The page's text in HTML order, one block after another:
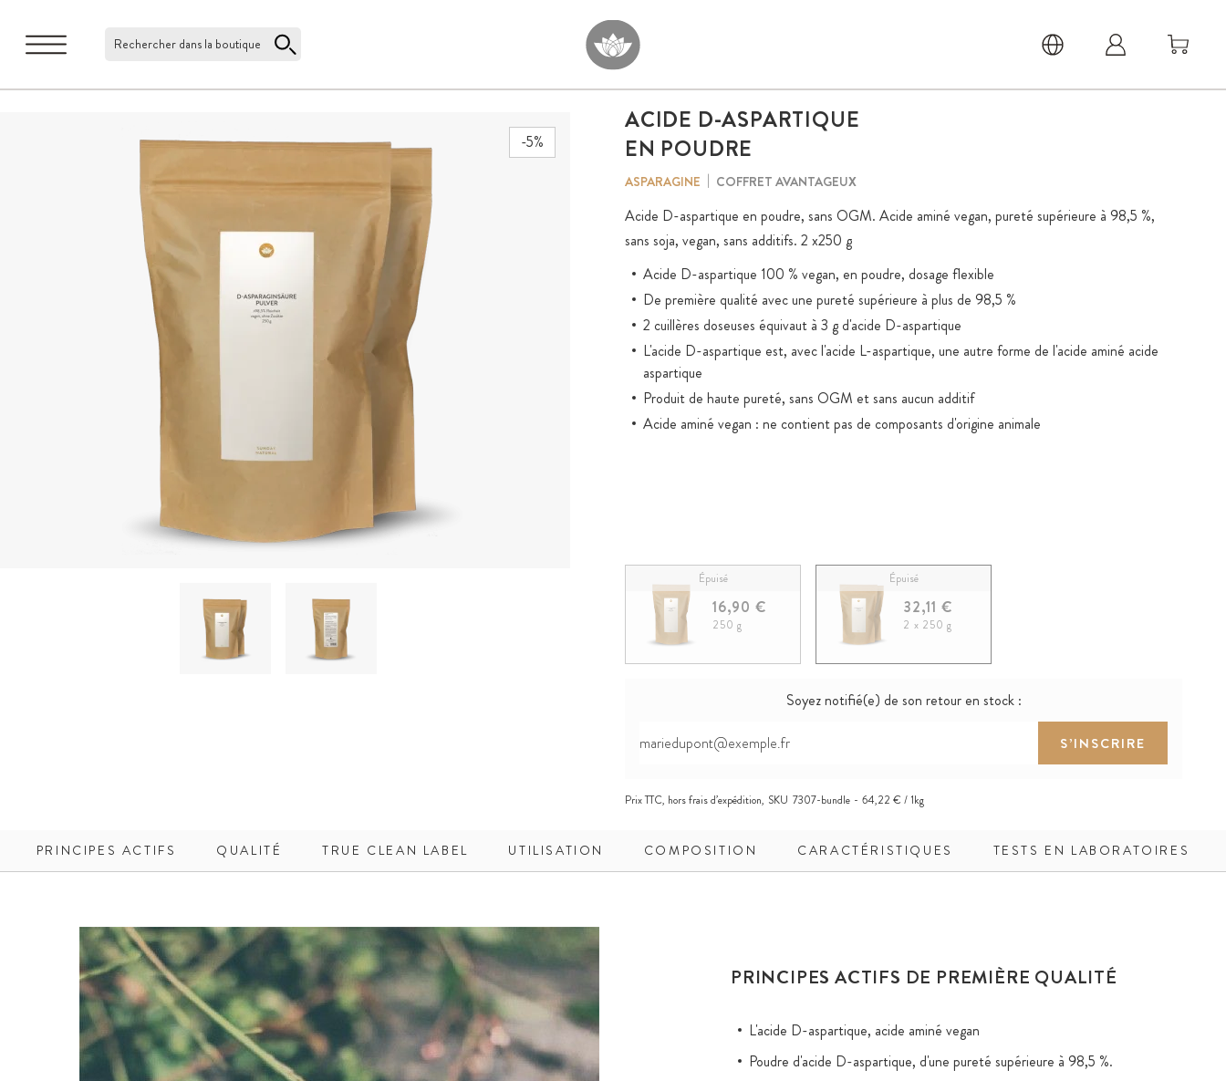
Rechercher dans la boutique
-5%
ACIDE D-ASPARTIQUE
EN POUDRE
ASPARAGINE COFFRET AVANTAGEUX
Acide D-aspartique en poudre, sans OGM. Acide aminé vegan, pureté supérieure à 98,5 %,
sans soja, vegan, sans additifs. 2 x250 g
Acide D-aspartique 100 % vegan, en poudre, dosage flexible
De première qualité avec une pureté supérieure à plus de 98,5 %
2 cuillères doseuses équivaut à 3 g d'acide D-aspartique
L'acide D-aspartique est, avec l'acide L-aspartique, une autre forme de l'acide aminé acide
aspartique
Produit de haute pureté, sans OGM et sans aucun additif
Acide aminé vegan : ne contient pas de composants d'origine animale
Épuisé
16,90 €
250 g
Épuisé
32,11 €
2 x 250 g
Soyez notifié(e) de son retour en stock :
S’INSCRIRE
Prix TTC, horsfrais d’expédition, SKU 7307-bundle 64,22 € / 1kg
PRINCIPES ACTIFS QUALITÉ TRUE CLEAN LABEL UTILISATION COMPOSITION CARACTÉRISTIQUES TESTS EN LABORATOIRES
PRINCIPES ACTIFS DE PREMIÈRE QUALITÉ
L'acide D-aspartique, acide aminé vegan
Poudre d'acide D-aspartique, d'une pureté supérieure à 98,5 %.